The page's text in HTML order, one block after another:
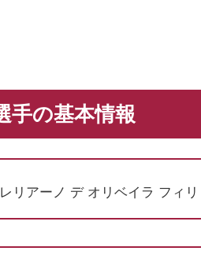
手の基本情報
リアーノ デ オリベイラ フィ